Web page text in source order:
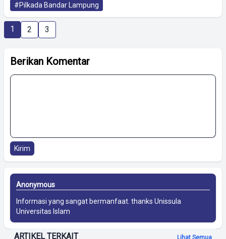
#Pilkada Bandar Lampung
1 2 3
Berikan Komentar
Kirim
Anonymous
Informasi yang sangat bermanfaat. thanks Unissula
Universitas Islam
ARTIKEL TERKAIT Lihat Semua